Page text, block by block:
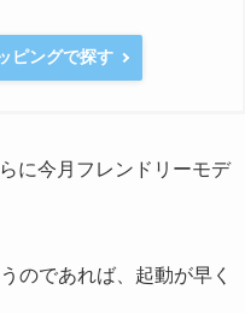
ピングで探す
に今月フレンドリーモデ
のであれば、起動が早く